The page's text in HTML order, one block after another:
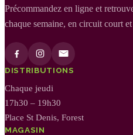
Précommandez en ligne et
chaque semaine, en circuit court
DISTRIBUTIONS
Chaque jeudi
17h30 – 19h30
Place St Denis, Forest
MAGASIN